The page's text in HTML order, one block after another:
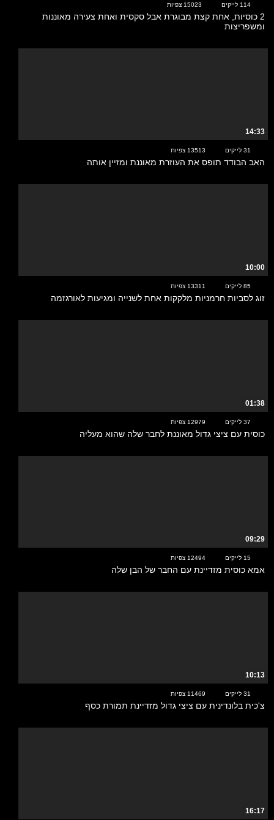
114 לייקים 15023 צפיות
2 כוסיות, אחת קצת מבוגרת אבל סקסית ואחת צעירה מאוננות
ומשפריצות
14:33
31 לייקים 13513 צפיות
האב הבודד תופס את העוזרת מאוננת ומזיין אותה
10:00
85 לייקים 13311 צפיות
זוג לסביות חרמניות מלקקות אחת לשנייה ומגיעות לאורגזמה
01:38
37 לייקים 12979 צפיות
כוסית עם ציצי גדול מאוננת לחבר שלה שהוא מעליה
09:29
15 לייקים 12494 צפיות
אמא כוסית מזדיינת עם החבר של הבן שלה
10:13
31 לייקים 11469 צפיות
צ'כית בלונדינית עם ציצי גדול מזדיינת תמורת כסף
16:17